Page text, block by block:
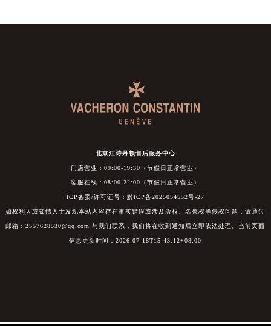
北京江诗丹顿售后服务中心
门店营业：09:00-19:30（节假日正常营业）
客服在线：08:00-22:00（节假日正常营业）
ICP备案/许可证号：黔ICP备2025054552号-27
如权利人或知情人士发现本站内容存在事实错误或涉及版权、名誉权等侵权问题，请通过
邮箱：2557628530@qq.com 与我们联系，我们将在收到通知后立即依法处理。当前页面
信息更新时间：2026-07-18T15:43:12+08:00